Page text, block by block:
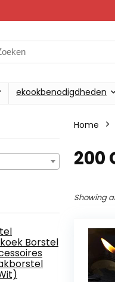
ekookbenodigdheden
Borstel
Home
‎200
Showing